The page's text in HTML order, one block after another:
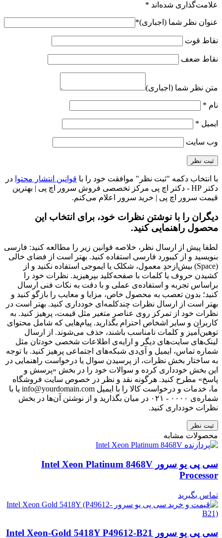
علامت‌گذاری شده‌اند *
عنوان نظر شما (اجباری)*
نقاط قوت
نقاط ضعف
متن نظر شما (اجباری)
نام *
ایمیل *
وب‌ سایت
با انتخاب دکمه "ثبت نظر" موافقت خود را با قوانین انتشار محتوا در
دکتر HP - دکتر اچ پی مرکز تخصصی فروش سرور اچ پی | بهترین
قیمت سرور اچ پی | خرید سرور اعلام می‌کنم.
دیگران را با نوشتن نظرات خود، برای انتخاب این
محصول راهنمایی کنید.
لطفا پیش از ارسال نظر، خلاصه قوانین زیر را مطالعه کنید: فارسی
بنویسید و از کیبورد فارسی استفاده کنید. بهتر است از فضای خالی
(Space) بیش‌از‌حدِ معمول، شکلک یا ایموجی استفاده نکنید و از
کشیدن حروف یا کلمات با صفحه‌کلید بپرهیزید. نظرات خود را
براساس تجربه و استفاده‌ی عملی و با دقت به نکات فنی ارسال
کنید؛ بدون تعصب به محصول خاص، مزایا و معایب را بازگو کنید و
بهتر است از ارسال نظرات چندکلمه‌‌ای خودداری کنید. بهتر است در
نظرات خود از تمرکز روی عناصر متغیر مثل قیمت، پرهیز کنید. به
کاربران و سایر اشخاص احترام بگذارید. پیام‌هایی که شامل محتوای
توهین‌آمیز و کلمات نامناسب باشند، حذف می‌شوند. از ارسال
لینک‌های سایت‌های دیگر و ارایه‌ی اطلاعات شخصی خودتان مثل
شماره تماس، ایمیل و آی‌دی شبکه‌های اجتماعی پرهیز کنید. با توجه
به ساختار بخش نظرات، از پرسیدن سوال یا درخواست راهنمایی در
این بخش خودداری کرده و سوالات خود را در بخش «پرسش و
پاسخ» مطرح کنید. هرگونه نقد و نظر در خصوص سایت فروشگاه
ما، خدمات و درخواست کالا را با ایمیل info@yourdomain.com یا با
شماره‌ی ۰۰۰۰ - ۰۲۱ در میان بگذارید و از نوشتن آن‌ها در بخش
نظرات خودداری کنید.
ثبت نظر
محصولات مشابه
سی پی یو سرور Intel Xeon Platinum 8468V
Processor
تماس بگیرید
سی پی یو سرور Intel Xeon-Gold 5418Y P49612-B21